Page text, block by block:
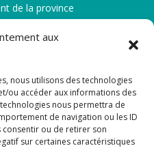
aux
nous utilisons des technologies
ou accéder aux informations des
nous permettra de
de navigation ou les ID
consentir ou de retirer son
sur certaines caractéristiques
de la province
Arlon
7512 0751 5675